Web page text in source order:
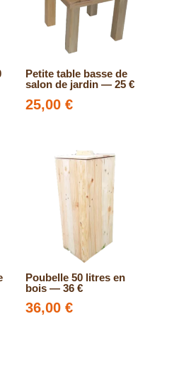
Petite table basse de
salon de jardin — 25 €
25,00€
Poubelle 50 litres en
bois — 36 €
36,00€